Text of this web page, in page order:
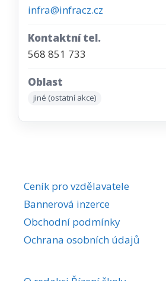
infra@infracz.cz
Kontaktní tel.
568 851 733
Oblast
jiné (ostatní akce)
Ceník pro vzdělavatele
Bannerová inzerce
Obchodní podmínky
Ochrana osobních údajů